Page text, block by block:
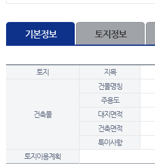
기본정보 토지정보
토지 지목
건축물
건물명칭
주용도
대지면적
건축면적
특이사항
토지이용계획